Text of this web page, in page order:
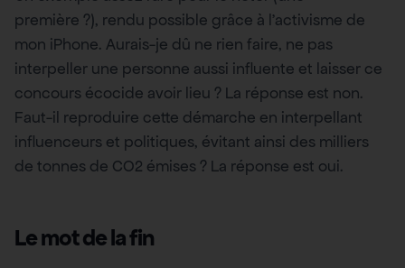
première ?), rendu possible grâce à l’activisme de
mon iPhone. Aurais-je dû ne rien faire, ne pas
interpeller une personne aussi influente et laisser ce
concours écocide avoir lieu ? La réponse est non.
Faut-il reproduire cette démarche en interpellant
influenceurs et politiques, évitant ainsi des milliers
de tonnes de CO2 émises ? La réponse est oui.
Le mot de la fin